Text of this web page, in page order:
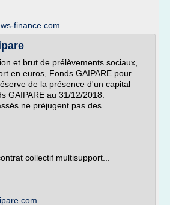
finance.com
et brut de prélèvements sociaux,
en euros, Fonds GAIPARE pour
de la présence d'un capital
GAIPARE au 31/12/2018.
ne préjugent pas des
collectif multisupport...